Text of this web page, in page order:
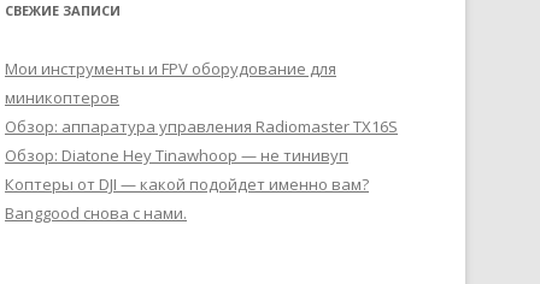
СВЕЖИЕ ЗАПИСИ
Мои инструменты и FPV оборудование для
миникоптеров
Обзор: аппаратура управления Radiomaster TX16S
Обзор: Diatone Hey Tinawhoop — не тинивуп
Коптеры от DJI — какой подойдет именно вам?
Banggood снова с нами.